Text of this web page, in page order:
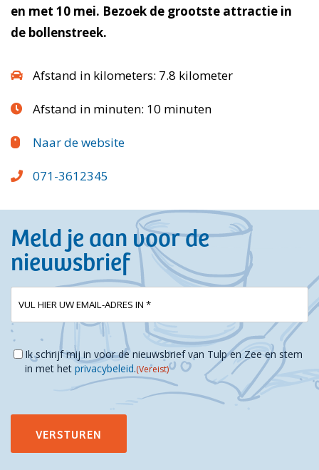
en met 10 mei. Bezoek de grootste attractie in
de bollenstreek.
Afstand in kilometers: 7.8 kilometer
Afstand in minuten: 10 minuten
Naar de website
071-3612345
Meld je aan voor de
nieuwsbrief
E-
mailadres
Instemming (Vereist)
Ik schrijf mij in voor de nieuwsbrief van Tulp en Zee en stem
in met het privacybeleid.(Vereist)